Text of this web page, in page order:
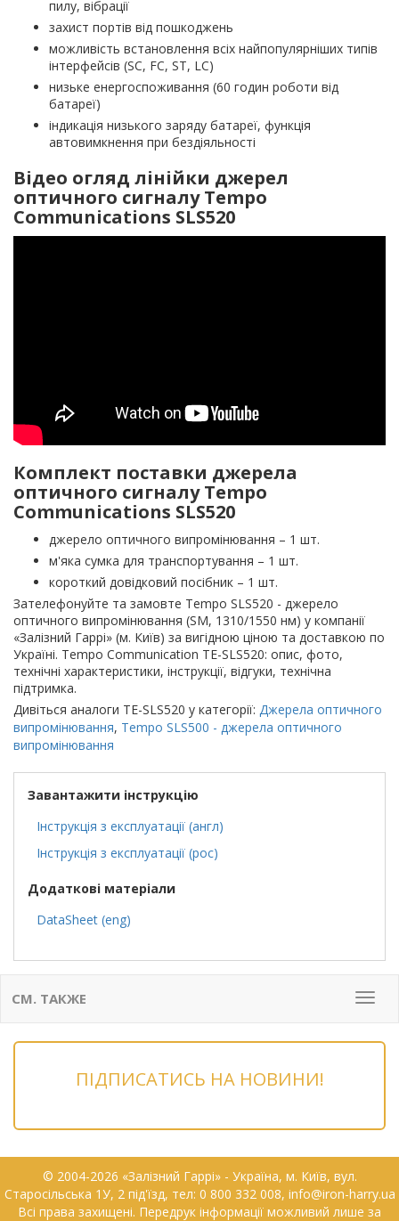
пилу, вібрації
захист портів від пошкоджень
можливість встановлення всіх найпопулярніших типів
інтерфейсів (SC, FC, ST, LC)
низьке енергоспоживання (60 годин роботи від
батареї)
індикація низького заряду батареї, функція
автовимкнення при бездіяльності
Відео огляд лінійки джерел
оптичного сигналу Tempo
Communications SLS520
Комплект поставки джерела
оптичного сигналу Tempo
Communications SLS520
джерело оптичного випромінювання – 1 шт.
м'яка сумка для транспортування – 1 шт.
короткий довідковий посібник – 1 шт.
Зателефонуйте та замовте Tempo SLS520 - джерело
оптичного випромінювання (SM, 1310/1550 нм) у компанії
«Залізний Гаррі» (м. Київ) за вигідною ціною та доставкою по
Україні. Tempo Communication TE-SLS520: опис, фото,
технічні характеристики, інструкції, відгуки, технічна
підтримка.
Дивіться аналоги TE-SLS520 у категорії: Джерела оптичного
випромінювання, Tempo SLS500 - джерела оптичного
випромінювання
Завантажити інструкцію
Інструкція з експлуатації (англ)
Інструкція з експлуатації (рос)
Додаткові матеріали
DataSheet (eng)
Меню
СМ. ТАКЖЕ
ПІДПИСАТИСЬ НА НОВИНИ!
© 2004-2026 «Залізний Гаррі» - Українa, м. Київ, вул.
Старосільська 1У, 2 під'їзд, тел: 0 800 332 008, info@iron-harry.ua
Всі права захищені. Передрук інформації можливий лише за